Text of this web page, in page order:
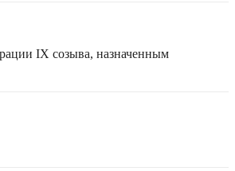
IX созыва, назначенным